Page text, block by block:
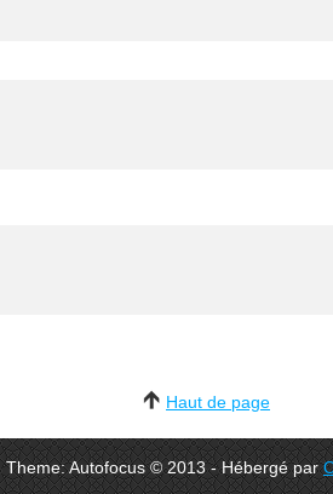
Haut de page
Theme: Autofocus © 2013 - Hébergé par